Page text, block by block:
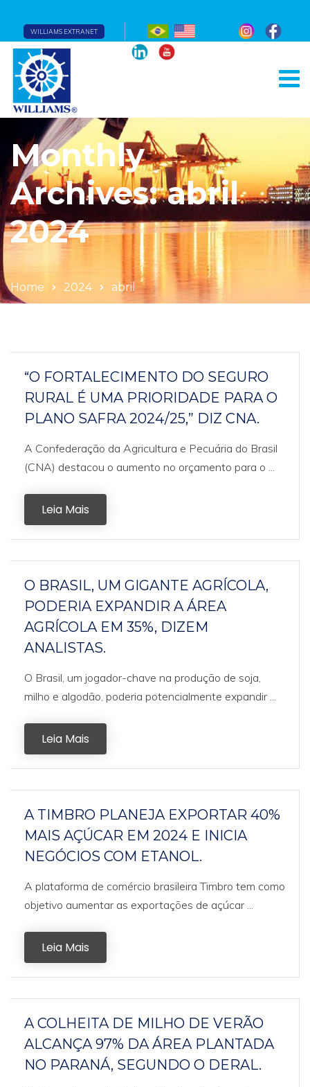
WILLIAMS EXTRANET
Monthly
Archives: abril
2024
Home 2024 abril
“O FORTALECIMENTO DO SEGURO
RURAL É UMA PRIORIDADE PARA O
PLANO SAFRA 2024/25,” DIZ CNA.
A Confederação da Agricultura e Pecuária do Brasil
(CNA) destacou o aumento no orçamento para o ...
Leia Mais
O BRASIL, UM GIGANTE AGRÍCOLA,
PODERIA EXPANDIR A ÁREA
AGRÍCOLA EM 35%, DIZEM
ANALISTAS.
O Brasil, um jogador-chave na produção de soja,
milho e algodão, poderia potencialmente expandir ...
Leia Mais
A TIMBRO PLANEJA EXPORTAR 40%
MAIS AÇÚCAR EM 2024 E INICIA
NEGÓCIOS COM ETANOL.
A plataforma de comércio brasileira Timbro tem como
objetivo aumentar as exportações de açúcar ...
Leia Mais
A COLHEITA DE MILHO DE VERÃO
ALCANÇA 97% DA ÁREA PLANTADA
NO PARANÁ, SEGUNDO O DERAL.